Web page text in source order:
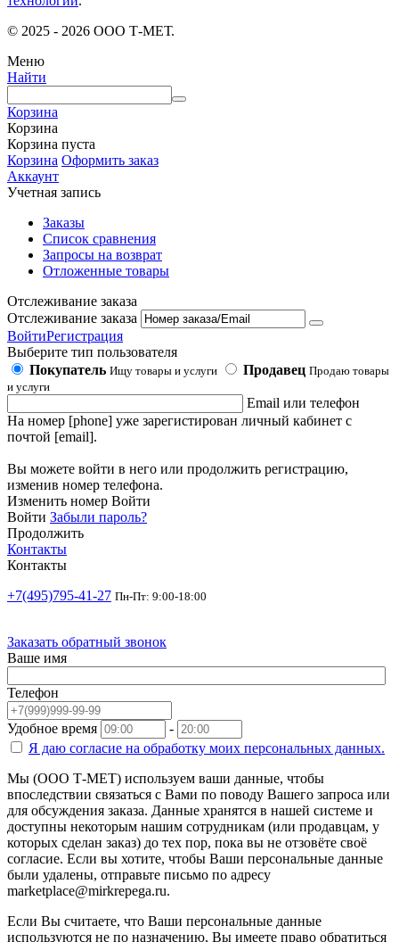
© 2025 - 2026 ООО Т-МЕТ.
Меню
Найти
Корзина
Корзина
Корзина пуста
Корзина Оформить заказ
Аккаунт
Учетная запись
Заказы
Список сравнения
Запросы на возврат
Отложенные товары
Отслеживание заказа
Отслеживание заказа
ВойтиРегистрация
Выберите тип пользователя
Покупатель Ищу товары и услуги Продавец Продаю товары
и услуги
Email или телефон
На номер [phone] уже зарегистирован личный кабинет с
почтой [email].
Вы можете войти в него или продолжить регистрацию,
изменив номер телефона.
Изменить номер Войти
Войти Забыли пароль?
Продолжить
Контакты
Контакты
+7(495)795-41-27 Пн-Пт: 9:00-18:00
Заказать обратный звонок
Ваше имя
Телефон
Удобное время
-
Я даю согласие на обработку моих персональных данных.
Мы (ООО Т-МЕТ) используем ваши данные, чтобы
впоследствии связаться с Вами по поводу Вашего запроса или
для обсуждения заказа. Данные хранятся в нашей системе и
доступны некоторым нашим сотрудникам (или продавцам, у
которых сделан заказ) до тех пор, пока вы не отзовёте своё
согласие. Если вы хотите, чтобы Ваши персональные данные
были удалены, отправьте письмо по адресу
marketplace@mirkrepega.ru.
Если Вы считаете, что Ваши персональные данные
используются не по назначению, Вы имеете право обратиться